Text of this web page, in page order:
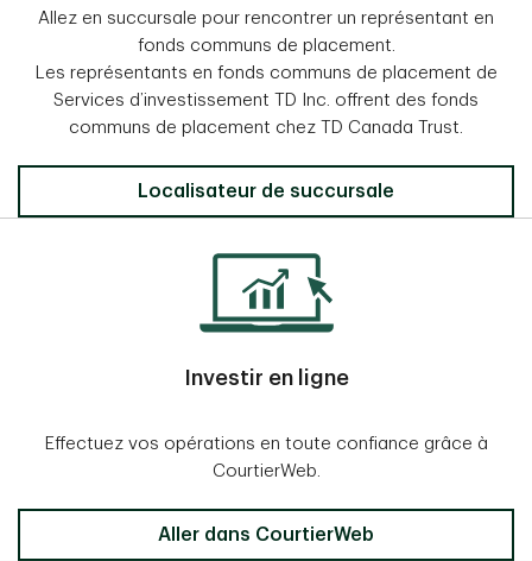
Allez en succursale pour rencontrer un représentant en
fonds communs de placement.
Les représentants en fonds communs de placement de
Services d’investissement TD Inc. offrent des fonds
communs de placement chez TD Canada Trust.
Localisateur de succursale
Investir en ligne
Effectuez vos opérations en toute confiance grâce à
CourtierWeb.
Aller dans CourtierWeb